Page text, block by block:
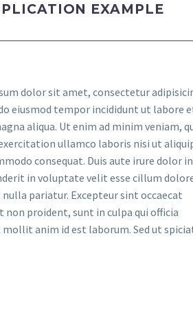
EXAMPLE
dolor sit amet, consectetur
eiusmod tempor incididunt ut labore
aliqua. Ut enim ad minim veniam,
ullamco laboris nisi ut
consequat. Duis aute irure dolor in
in voluptate velit esse cillum
pariatur. Excepteur sint occaecat
non proident, sunt in culpa qui officia
mollit anim id est laborum. Sed ut